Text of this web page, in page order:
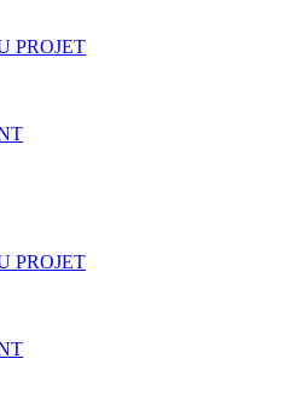
PROJET
PROJET